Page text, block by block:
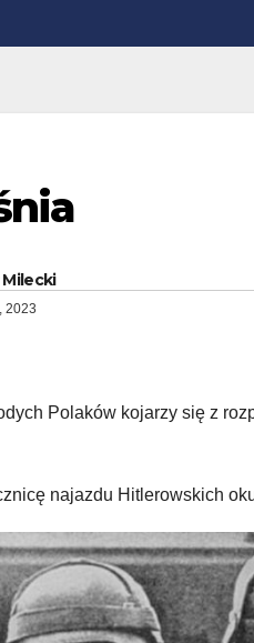
2023
Polaków kojarzy się z
najazdu Hitlerowskich